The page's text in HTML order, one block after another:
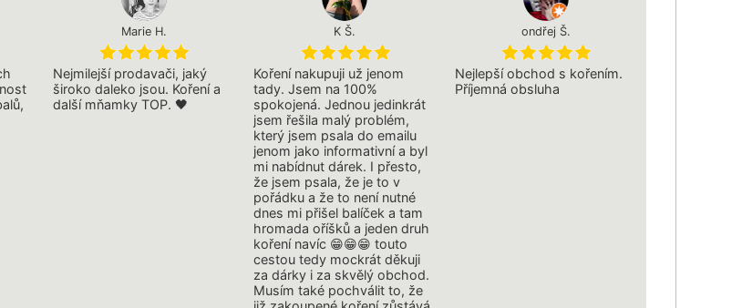
Marie H.
Nejmilejší prodavači, jaký
široko daleko jsou. Koření a
další mňamky TOP. 🖤
K Š.
Koření nakupuji už jenom
tady. Jsem na 100%
spokojená. Jednou jedinkrát
jsem řešila malý problém,
který jsem psala do emailu
jenom jako informativní a byl
mi nabídnut dárek. I přesto,
že jsem psala, že je to v
pořádku a že to není nutné
dnes mi přišel balíček a tam
hromada oříšků a jeden druh
koření navíc 😁😁😁 touto
cestou tedy mockrát děkuji
za dárky i za skvělý obchod.
Musím také pochválit to, že
ondřej Š.
Nejlepší obchod s kořením.
Příjemná obsluha